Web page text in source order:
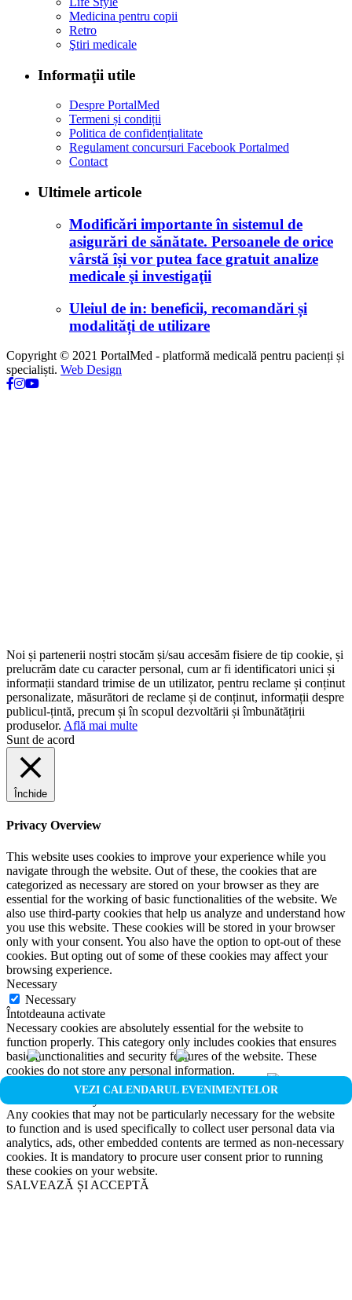
VEZI CALENDARUL EVENIMENTELOR
Medicina pentru copii
Retro
Ştiri medicale
Informaţii utile
Despre PortalMed
Termeni și condiții
Politica de confidențialitate
Regulament concursuri Facebook Portalmed
Contact
Ultimele articole
Modificări importante în sistemul de
asigurări de sănătate. Persoanele de orice
vârstă își vor putea face gratuit analize
medicale şi investigaţii
Uleiul de in: beneficii, recomandări și
modalități de utilizare
Copyright © 2021 PortalMed - platformă medicală pentru pacienți și
specialiști. Web Design
Noi și partenerii noștri stocăm și/sau accesăm fisiere de tip cookie, și
prelucrăm date cu caracter personal, cum ar fi identificatori unici și
informații standard trimise de un utilizator, pentru reclame și conținut
personalizate, măsurători de reclame și de conținut, informații despre
publicul-țintă, precum și în scopul dezvoltării și îmbunătățirii
produselor. Află mai multe
Sunt de acord
Închide
Privacy Overview
This website uses cookies to improve your experience while you
navigate through the website. Out of these, the cookies that are
categorized as necessary are stored on your browser as they are
essential for the working of basic functionalities of the website. We
also use third-party cookies that help us analyze and understand how
you use this website. These cookies will be stored in your browser
only with your consent. You also have the option to opt-out of these
cookies. But opting out of some of these cookies may affect your
browsing experience.
Necessary
Necessary
Întotdeauna activate
Necessary cookies are absolutely essential for the website to
function properly. This category only includes cookies that ensures
basic functionalities and security features of the website. These
cookies do not store any personal information.
Non-necessary
Any cookies that may not be particularly necessary for the website
to function and is used specifically to collect user personal data via
analytics, ads, other embedded contents are termed as non-necessary
cookies. It is mandatory to procure user consent prior to running
these cookies on your website.
SALVEAZĂ ȘI ACCEPTĂ